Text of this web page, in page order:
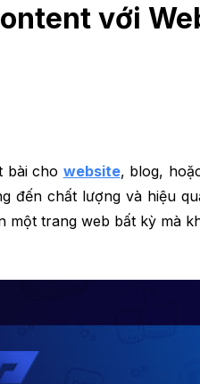
với
bài cho website, blog,
đến chất lượng và hiệu
một trang web bất kỳ mà